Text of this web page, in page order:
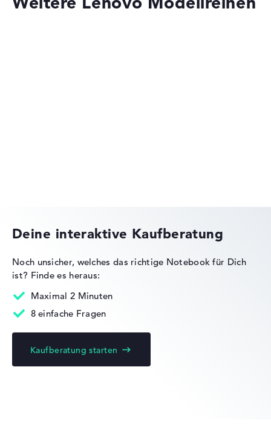
Lenovo Yoga
Deine interaktive Kaufberatung
Noch unsicher, welches das richtige Notebook für Dich
ist? Finde es heraus:
Maximal 2 Minuten
8 einfache Fragen
Kaufberatung starten